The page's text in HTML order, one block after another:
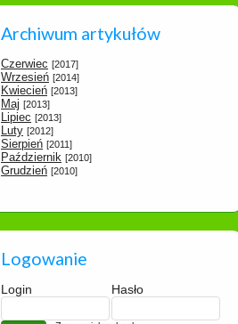
Archiwum artykułów
Czerwiec [2017]
Wrzesień [2014]
Kwiecień [2013]
Maj [2013]
Lipiec [2013]
Luty [2012]
Sierpień [2011]
Październik [2010]
Grudzień [2010]
Logowanie
Login Hasło